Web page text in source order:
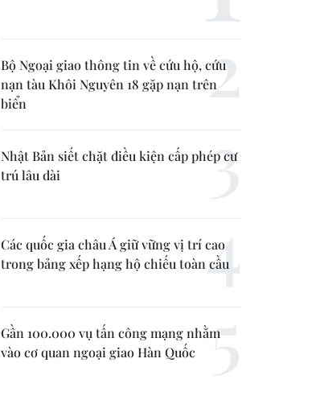
Bộ Ngoại giao thông tin về cứu hộ, cứu
nạn tàu Khôi Nguyên 18 gặp nạn trên
biển
Nhật Bản siết chặt điều kiện cấp phép cư
trú lâu dài
Các quốc gia châu Á giữ vững vị trí cao
trong bảng xếp hạng hộ chiếu toàn cầu
Gần 100.000 vụ tấn công mạng nhằm
vào cơ quan ngoại giao Hàn Quốc